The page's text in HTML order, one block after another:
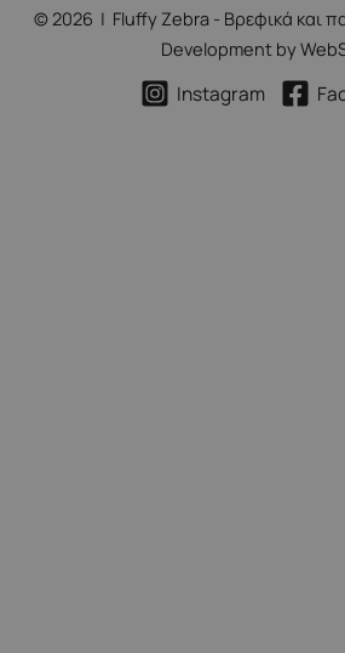
© 2026 | Fluffy Zebra - Βρεφικά και
Development by
Instagram